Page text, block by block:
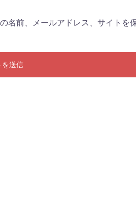
名前、メールアドレス、サイトを保